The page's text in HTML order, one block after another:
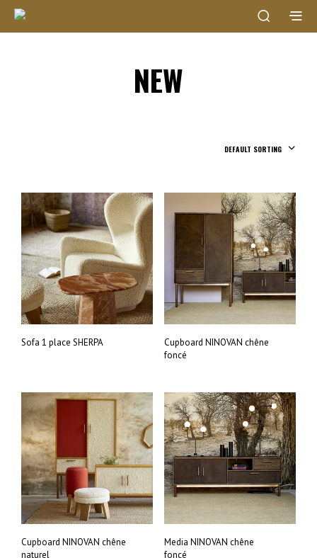
NEW
DEFAULT SORTING
Sofa 1 place SHERPA
Cupboard NINOVAN chêne
foncé
Cupboard NINOVAN chêne
naturel
Media NINOVAN chêne
foncé